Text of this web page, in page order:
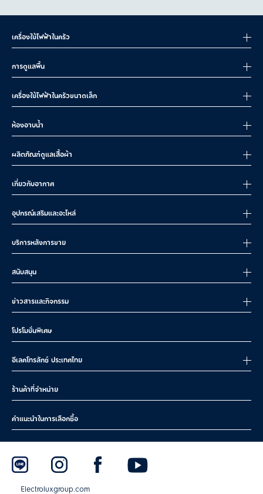
เครื่องใช้ไฟฟ้าในครัว
การดูแลพื้น
เครื่องใช้ไฟฟ้าในครัวขนาดเล็ก
ห้องอาบน้ำ
ผลิตภัณฑ์ดูแลเสื้อผ้า
เกี่ยวกับอากาศ
อุปกรณ์เสริมและอะไหล่
บริการหลังการขาย
สนับสนุน
ข่าวสารและกิจกรรม
โปรโมชั่นพิเศษ
อีเลคโทรลักซ์ ประเทศไทย
ร้านค้าที่จำหน่าย
คำแนะนำในการเลือกซื้อ
Electroluxgroup.com